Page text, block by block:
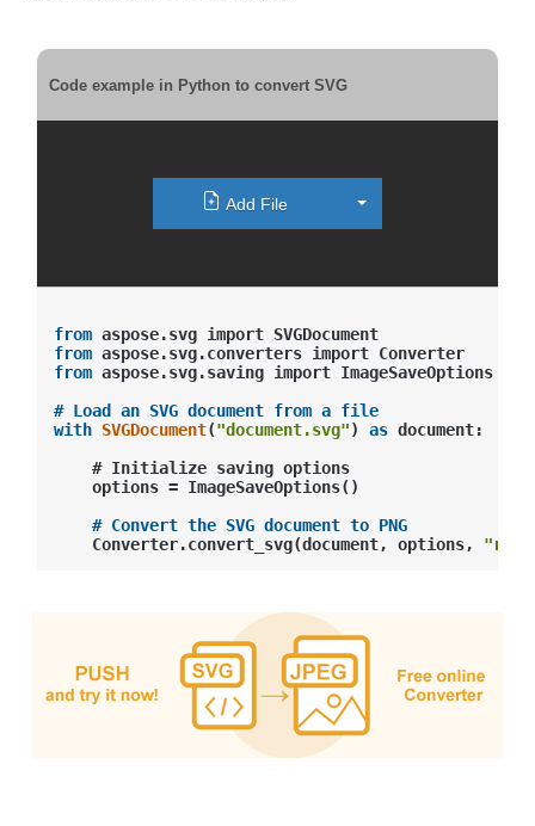
Code example in Python to convert SVG
Add File Toggle Dropdown
from
from
from aspose.svg.saving import ImageSaveOptions
# Load an SVG document from a file
with SVGDocument("document.svg") as document:
    # Initialize saving options
    options
= ImageSaveOptions()
# Convert the SVG document to PNG
    Converter.convert_svg(document, options,